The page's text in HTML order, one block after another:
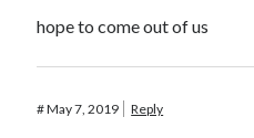
hope to come out of us
#May 7, 2019 Reply